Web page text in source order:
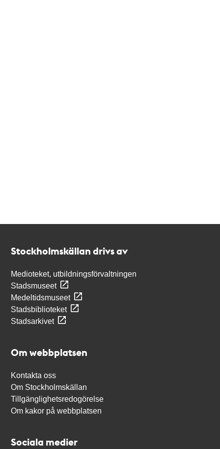
Stockholmskällan drivs av
Medioteket, utbildningsförvaltningen
Stadsmuseet
Medeltidsmuseet
Stadsbiblioteket
Stadsarkivet
Om webbplatsen
Kontakta oss
Om Stockholmskällan
Tillgänglighetsredogörelse
Om kakor på webbplatsen
Sociala medier